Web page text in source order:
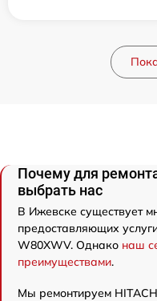
Почему для
выбрать нас
В Ижевске существует
предоставляющих
W80XWV. Однако наш
преимуществами.
Мы ремонтируем